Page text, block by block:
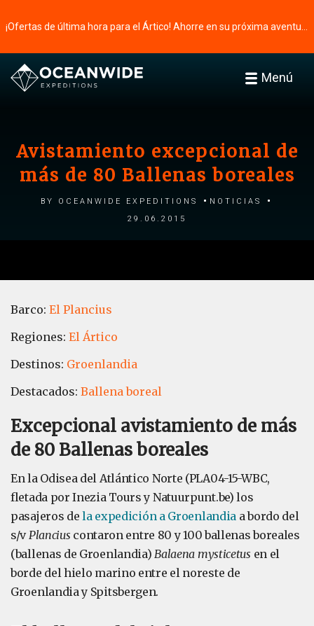
Menú
Avistamiento excepcional de
más de 80 Ballenas boreales
by Oceanwide Expeditions
Noticias
29.06.2015
Barco: El Plancius
Regiones: El Ártico
Destinos: Groenlandia
Destacados: Ballena boreal
Excepcional avistamiento de más
de 80 Ballenas boreales
En la Odisea del Atlántico Norte (PLA04-15-WBC,
fletada por Inezia Tours y Natuurpunt.be) los
pasajeros dela expedición a Groenlandia a bordo del
s/vPlancius contaron entre 80 y 100 ballenas boreales
(ballenas de Groenlandia)Balaena mysticetus en el
borde del hielo marino entre el noreste de
Groenlandia y Spitsbergen.